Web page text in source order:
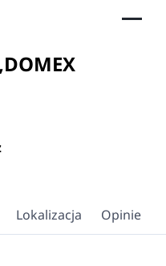
Lokalizacja Opinie